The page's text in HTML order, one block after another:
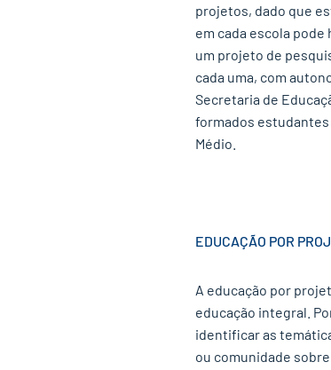
projetos, dado que
em cada escola
um projeto de
cada uma, com
Secretaria de
formados
Médio.
EDUCAÇÃO POR
A educação por
educação integral.
identificar as
ou comunidade